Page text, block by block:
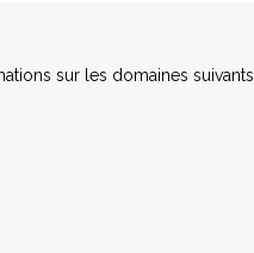
sur les domaines suivants